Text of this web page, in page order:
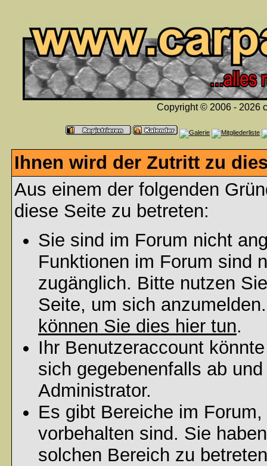
Copyright © 2006 - 2026
Ihnen wird der Zutritt zu
Aus einem der folgenden
diese Seite zu betreten:
Sie sind im Forum nicht
Funktionen im Forum sind
zugänglich. Bitte nutzen
Seite, um sich
können Sie dies hier tun.
Ihr Benutzeraccount
sich gegebenenfalls ab
Administrator.
Es gibt Bereiche im
vorbehalten sind. Sie
solchen Bereich zu